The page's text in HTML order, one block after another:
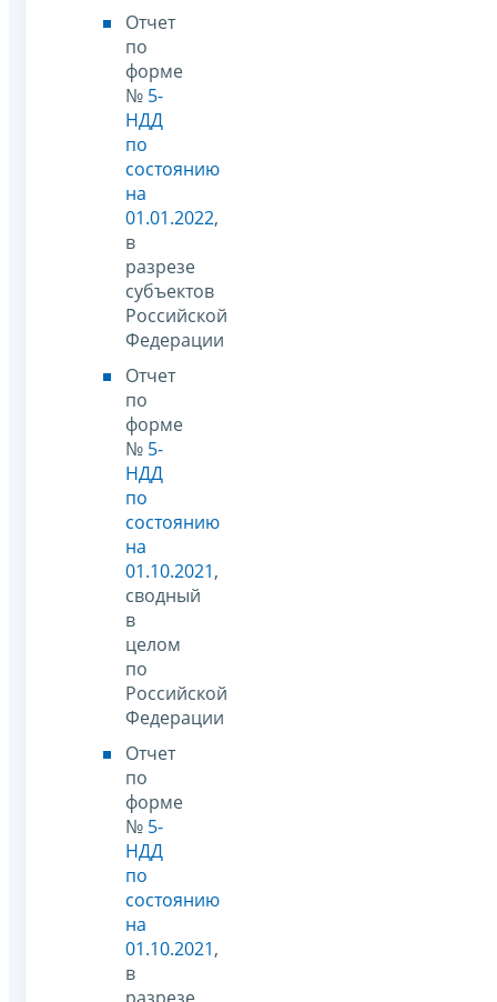
Отчет
по
форме
№ 5-
НДД
по
состоянию
на
01.01.2022,
в
разрезе
субъектов
Российской
Федерации
Отчет
по
форме
№ 5-
НДД
по
состоянию
на
01.10.2021,
сводный
в
целом
по
Российской
Федерации
Отчет
по
форме
№ 5-
НДД
по
состоянию
на
01.10.2021,
в